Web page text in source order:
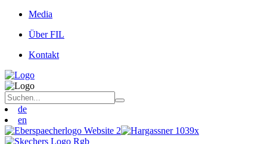
Media
Über FIL
Kontakt
de
en